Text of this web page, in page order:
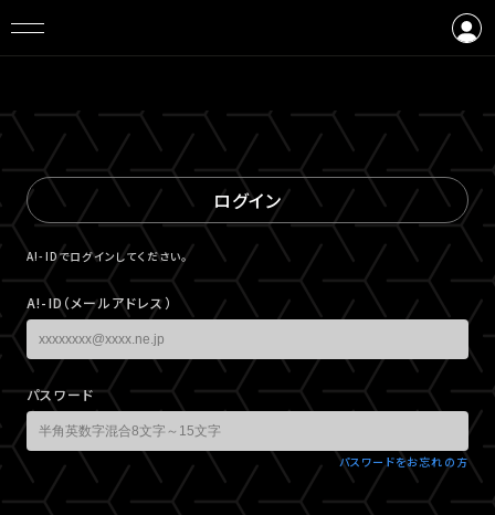
ログイン
A!-IDでログインしてください。
A!-ID（メールアドレス）
パスワード
パスワードをお忘れの方